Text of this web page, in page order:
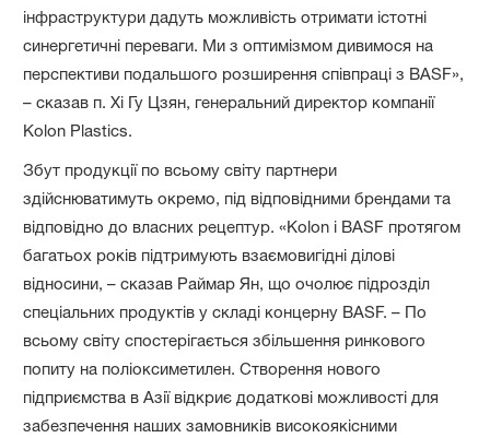
інфраструктури дадуть можливість отримати істотні
синергетичні переваги. Ми з оптимізмом дивимося на
перспективи подальшого розширення співпраці з BASF»,
– сказав п. Хі Гу Цзян, генеральний директор компанії
Kolon Plastics.
Збут продукції по всьому світу партнери
здійснюватимуть окремо, під відповідними брендами та
відповідно до власних рецептур. «Kolon і BASF протягом
багатьох років підтримують взаємовигідні ділові
відносини, – сказав Раймар Ян, що очолює підрозділ
спеціальних продуктів у складі концерну BASF. – По
всьому світу спостерігається збільшення ринкового
попиту на поліоксиметилен. Створення нового
підприємства в Азії відкриє додаткові можливості для
забезпечення наших замовників високоякісними